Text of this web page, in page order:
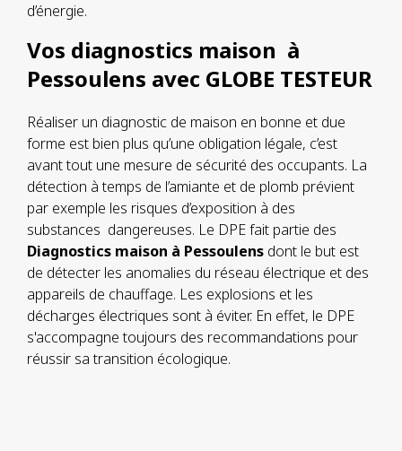
d’énergie.
Vos diagnostics maison à
Pessoulens avec GLOBE TESTEUR
Réaliser un diagnostic de maison en bonne et due
forme est bien plus qu’une obligation légale, c’est
avant tout une mesure de sécurité des occupants. La
détection à temps de l’amiante et de plomb prévient
par exemple les risques d’exposition à des
substances dangereuses. Le DPE fait partie des
Diagnostics maison à Pessoulens dont le but est
de détecter les anomalies du réseau électrique et des
appareils de chauffage. Les explosions et les
décharges électriques sont à éviter. En effet, le DPE
s'accompagne toujours des recommandations pour
réussir sa transition écologique.